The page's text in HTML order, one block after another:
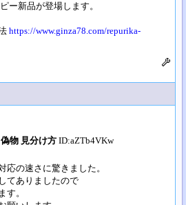
ー新品が登場します。
https://www.ginza78.com/repurika-
物 見分け方ID:aZTb4VKw
応の速さに驚きました。
てありましたので
す。